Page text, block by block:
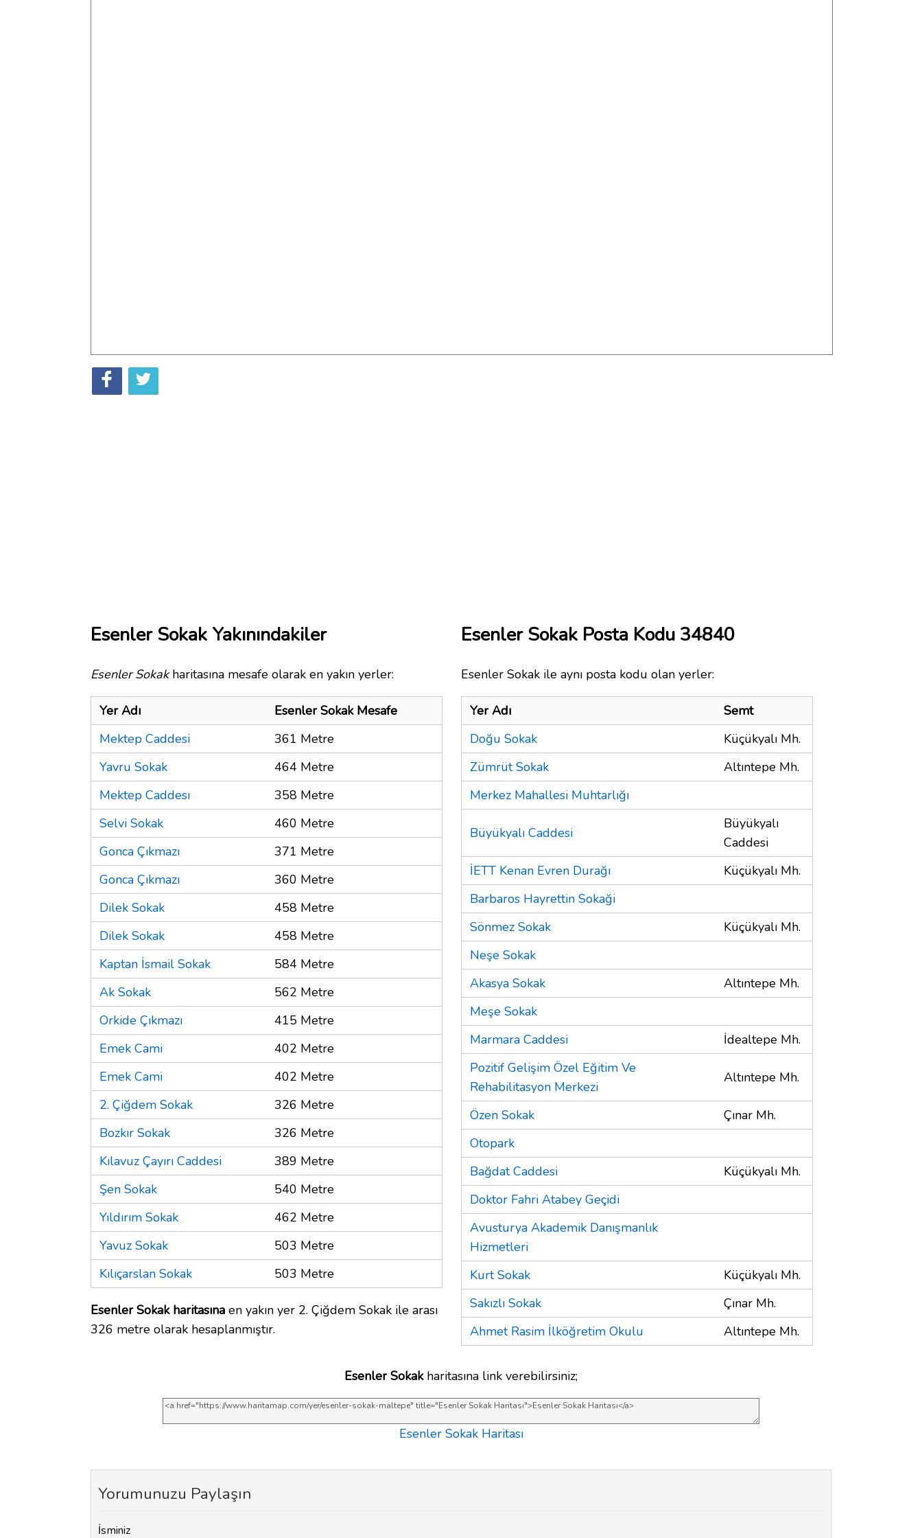
Esenler Sokak Yakınındakiler
Esenler Sokakharitasına mesafe olarak en yakın yerler:
Yer Adı
Esenler Sokak Mesafe
Mektep Caddesi
361 Metre
Yavru Sokak
464 Metre
Mektep Caddesı
358 Metre
Selvi Sokak
460 Metre
Gonca Çıkmazı
371 Metre
Gonca Çıkmazı
360 Metre
Dilek Sokak
458 Metre
Dilek Sokak
458 Metre
Kaptan İsmail Sokak
584 Metre
Ak Sokak
562 Metre
Orkide Çıkmazı
415 Metre
Emek Cami
402 Metre
Emek Cami
402 Metre
2. Çiğdem Sokak
326 Metre
Bozkır Sokak
326 Metre
Kılavuz Çayırı Caddesi
389 Metre
Şen Sokak
540 Metre
Yıldırım Sokak
462 Metre
Yavuz Sokak
503 Metre
Kılıçarslan Sokak
503 Metre
Esenler Sokak haritasına en yakın yer 2. Çiğdem Sokak ile arası
326 metre olarak hesaplanmıştır.
Esenler Sokak Posta Kodu 34840
Esenler Sokak ile aynı posta kodu olan yerler:
Yer Adı
Semt
Doğu Sokak
Küçükyalı Mh.
Zümrüt Sokak
Altıntepe Mh.
Merkez Mahallesi Muhtarlığı
Büyükyalı Caddesi
Büyükyalı
Caddesi
İETT Kenan Evren Durağı
Küçükyalı Mh.
Barbaros Hayrettin Sokaği
Sönmez Sokak
Küçükyalı Mh.
Neşe Sokak
Akasya Sokak
Altıntepe Mh.
Meşe Sokak
Marmara Caddesi
İdealtepe Mh.
Pozitif Gelişim Özel Eğitim Ve
Rehabilitasyon Merkezi
Altıntepe Mh.
Özen Sokak
Çınar Mh.
Otopark
Bağdat Caddesi
Küçükyalı Mh.
Doktor Fahri Atabey Geçidi
Avusturya Akademik Danışmanlık
Hizmetleri
Kurt Sokak
Küçükyalı Mh.
Sakızlı Sokak
Çınar Mh.
Ahmet Rasim İlköğretim Okulu
Altıntepe Mh.
Esenler Sokakharitasına link verebilirsiniz;
Esenler Sokak Haritası
Yorumunuzu Paylaşın
İsminiz